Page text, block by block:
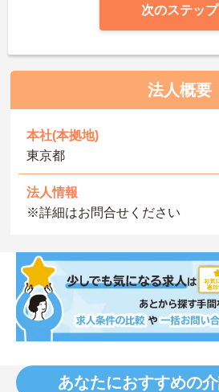
次のステップ
法人概要
本社(本拠地)
東京都
法人情報
※詳細はお問合せください
あなたにおすすめの